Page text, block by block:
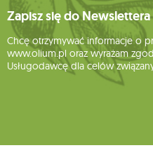
Zapisz się do Newslettera
Chcę otrzymywać informacje o
www.olium.pl oraz wyrażam
Usługodawcę dla celów